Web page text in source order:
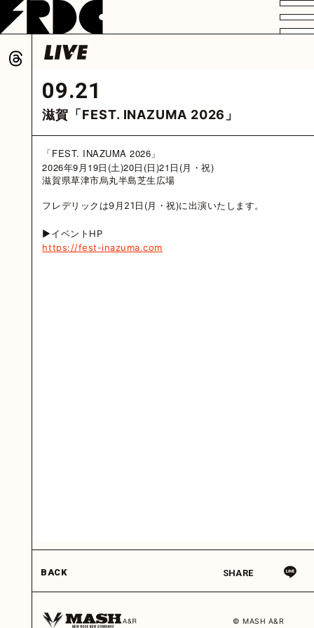
VIDEO
DISCOGRAPHY
GOODS
HOME
09.21
滋賀「FEST. INAZUMA 2026」
「FEST. INAZUMA 2026」
2026年9月19日(土)20日(日)21日(月・祝)
滋賀県草津市烏丸半島芝生広場
フレデリックは9月21日 (月・祝)に出演いたします。
▶イベントHP
https://fest-inazuma.com
BACK SHARE
© MASH A&R